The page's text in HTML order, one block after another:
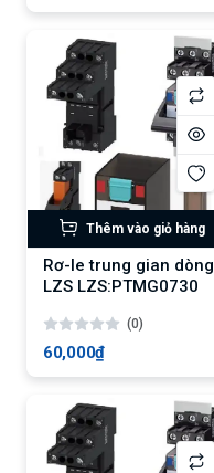
Thêm vào giỏ hàng
Rơ-le trung gian dòng
LZS LZS:PTMG0730
(0)
60,000₫